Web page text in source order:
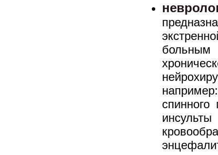
больным
спинного